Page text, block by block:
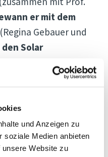
und Anzeigen zu
soziale Medien anbieten
Website zu
er mit dem
(Regina Gebauer und
den Solar
Award 2021, einen
- Prototyping the
der
der deutschen
Van Alen Institute